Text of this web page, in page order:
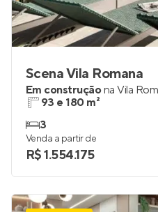
Scena Vila Romana
Em construçãona Vila
93 e 180 m²
3
Venda a partir de
R$ 1.554.175